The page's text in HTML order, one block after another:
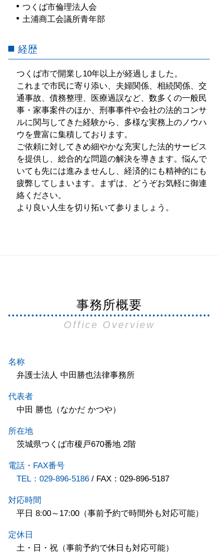
つくば市倫理法人会
土浦商工会議所青年部
経歴
つくば市で開業し10年以上が経過しました。
これまで市民に寄り添い、夫婦関係、相続関係、交
通事故、債務整理、医療過誤など、数多くの一般民
事・家事案件のほか、刑事事件や会社の法的コンサ
ルに関与してきた経験から、多様な実務上のノウハ
ウを豊富に集積しております。
ご依頼に対してきめ細やかな充実した法的サービス
を提供し、総合的な問題の解決を導きます。悩んで
いても先には進みませんし、経済的にも精神的にも
疲弊してしまいます。まずは、どうぞお気軽に御連
絡ください。
より良い人生を切り拓いて参りましょう。
事務所概要
Office Overview
名称
弁護士法人 中田勝也法律事務所
代表者
中田 勝也（なかだ かつや）
所在地
茨城県つくば市榎戸670番地 2階
電話・FAX番号
TEL：029-896-5186 / FAX：029-896-5187
対応時間
平日 8:00～17:00（事前予約で時間外も対応可能）
定休日
土・日・祝（事前予約で休日も対応可能）